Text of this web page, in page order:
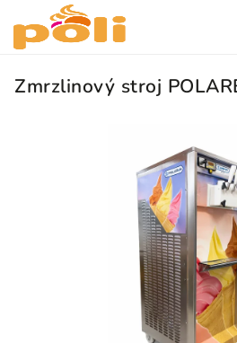
Zmrzlinový stroj